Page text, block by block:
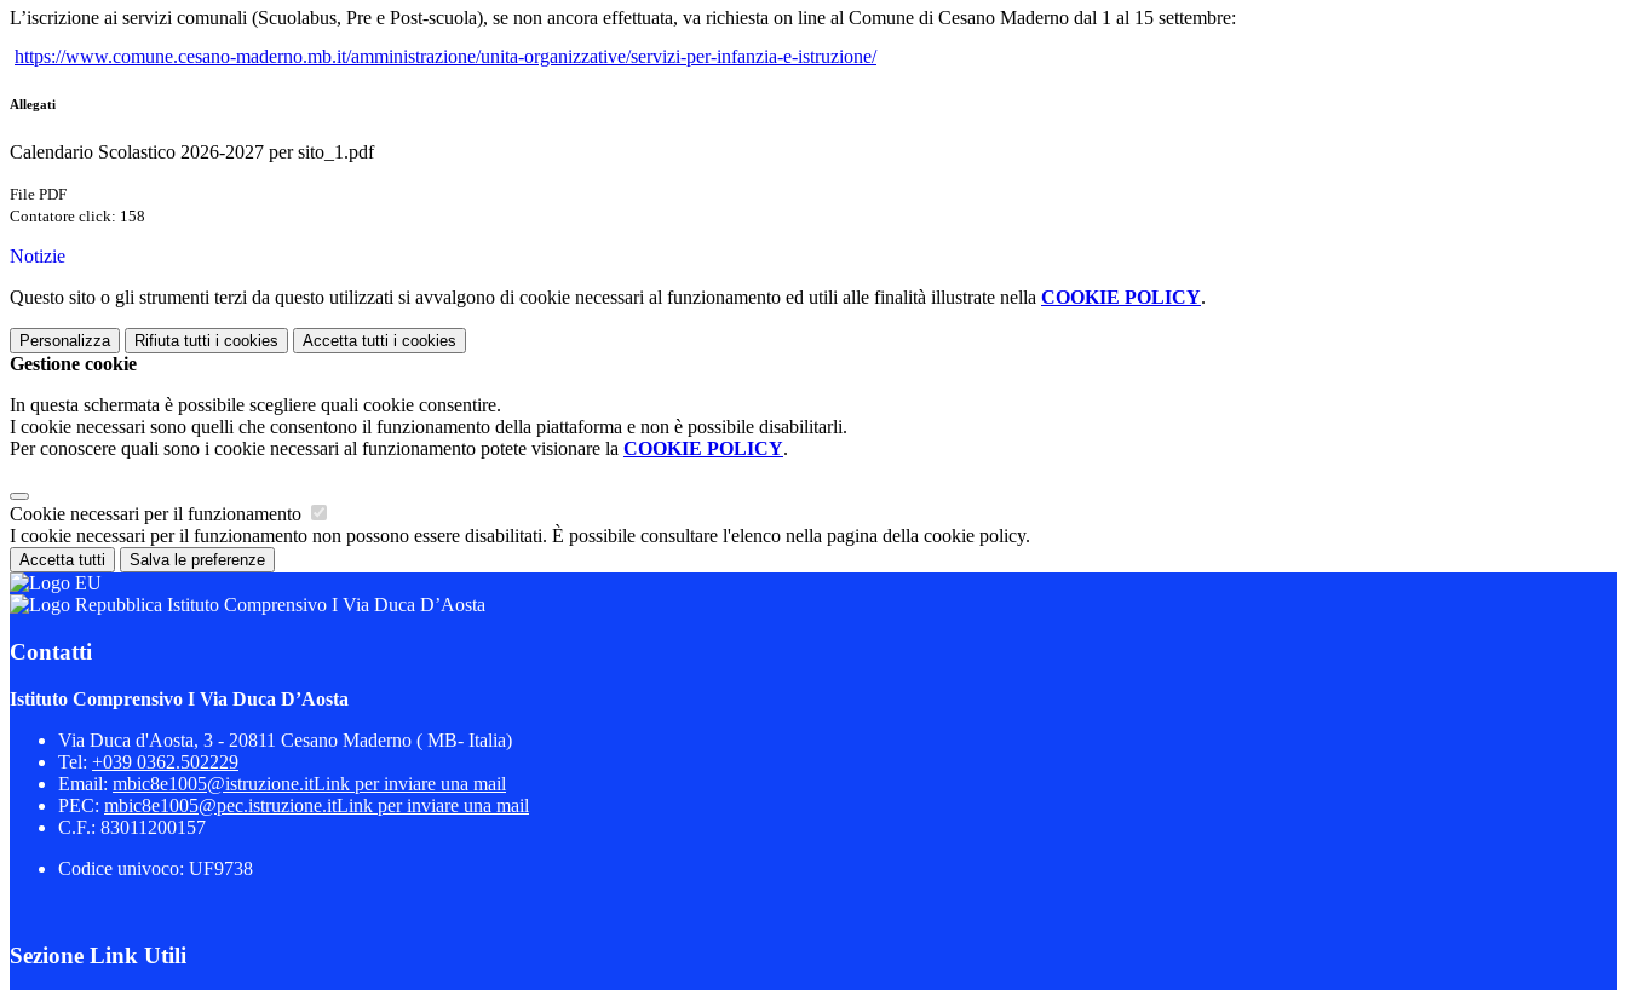
L’iscrizione ai servizi comunali (Scuolabus, Pre e Post-scuola), se non ancora effettuata, va richiesta on line al Comune di Cesano Maderno dal 1 al 15 settembre:
https://www.comune.cesano-maderno.mb.it/amministrazione/unita-organizzative/servizi-per-infanzia-e-istruzione/
Allegati
Calendario Scolastico 2026-2027 per sito_1.pdf
File PDF
Contatore click: 158
Notizie
Questo sito o gli strumenti terzi da questo utilizzati si avvalgono di cookie necessari al funzionamento ed utili alle finalità illustrate nella COOKIE POLICY.
Personalizza Rifiuta tutti i cookies Accetta tutti i cookies
Gestione cookie
In questa schermata è possibile scegliere quali cookie consentire.
I cookie necessari sono quelli che consentono il funzionamento della piattaforma e non è possibile disabilitarli.
Per conoscere quali sono i cookie necessari al funzionamento potete visionare la COOKIE POLICY.
Cookie necessari per il funzionamento
I cookie necessari per il funzionamento non possono essere disabilitati. È possibile consultare l'elenco nella pagina della cookie policy.
Accetta tutti Salva le preferenze
Istituto Comprensivo I Via Duca D’Aosta
Contatti
Istituto Comprensivo I Via Duca D’Aosta
Via Duca d'Aosta, 3 - 20811 Cesano Maderno ( MB- Italia)
Tel: +039 0362.502229
Email: mbic8e1005@istruzione.itLink per inviare una mail
PEC: mbic8e1005@pec.istruzione.itLink per inviare una mail
C.F.: 83011200157
Codice univoco: UF9738
Sezione Link Utili